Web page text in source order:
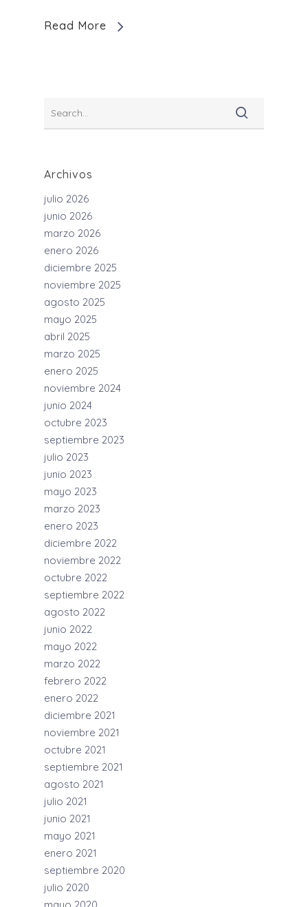
Read More
Archivos
julio 2026
junio 2026
marzo 2026
enero 2026
diciembre 2025
noviembre 2025
agosto 2025
mayo 2025
abril 2025
marzo 2025
enero 2025
noviembre 2024
junio 2024
octubre 2023
septiembre 2023
julio 2023
junio 2023
mayo 2023
marzo 2023
enero 2023
diciembre 2022
noviembre 2022
octubre 2022
septiembre 2022
agosto 2022
junio 2022
mayo 2022
marzo 2022
febrero 2022
enero 2022
diciembre 2021
noviembre 2021
octubre 2021
septiembre 2021
agosto 2021
julio 2021
junio 2021
mayo 2021
enero 2021
septiembre 2020
julio 2020